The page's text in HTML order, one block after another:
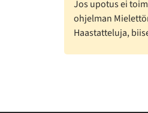
Jos upotus ei
ohjelman
Haastatteluja,